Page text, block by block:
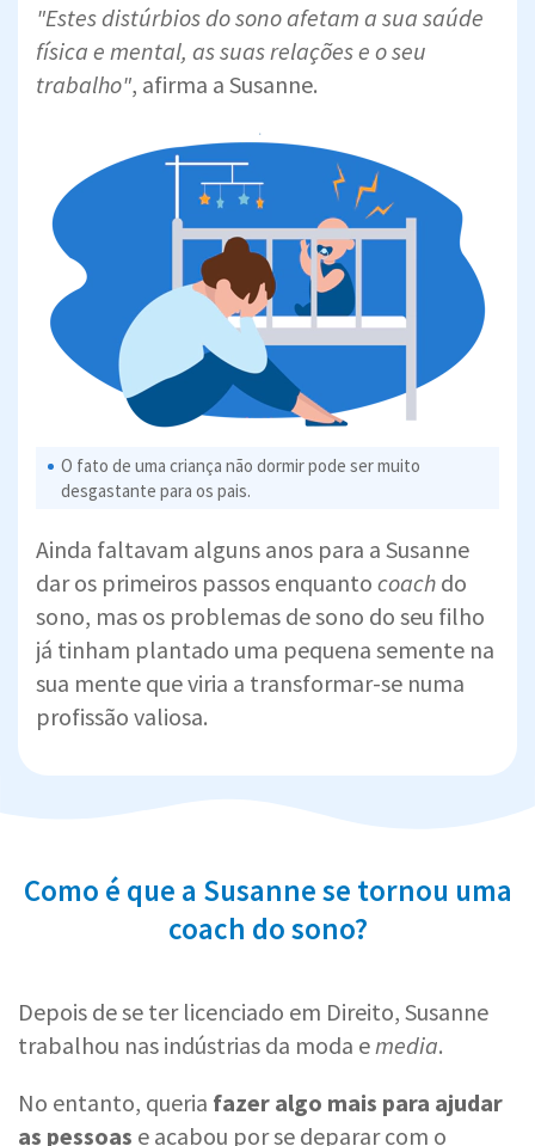
"Estes distúrbios do sono afetam a sua saúde
física e mental, as suas relações e o seu
trabalho", afirma a Susanne.
O fato de uma criança não dormir pode ser muito
desgastante para os pais.
Ainda faltavam alguns anos para a Susanne
dar os primeiros passos enquanto coach do
sono, mas os problemas de sono do seu filho
já tinham plantado uma pequena semente na
sua mente que viria a transformar-se numa
profissão valiosa.
Como é que a Susanne se tornou uma
coach do sono?
Depois de se ter licenciado em Direito, Susanne
trabalhou nas indústrias da moda e media.
No entanto, queria fazer algo mais para ajudar
as pessoas e acabou por se deparar com o